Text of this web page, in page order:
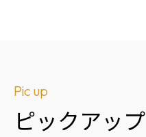
Pic up
ピックアップ